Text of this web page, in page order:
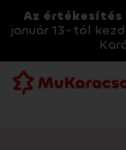
Az
január 13-tól